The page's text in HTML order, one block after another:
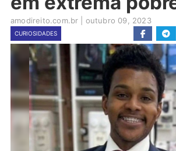
amodireito.com.br outubro 09, 2023
CURIOSIDADES